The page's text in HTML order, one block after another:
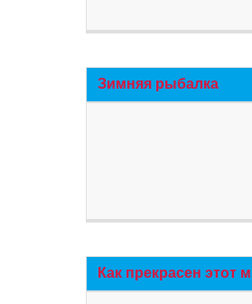
Зимняя рыбалка
Как прекрасен этот